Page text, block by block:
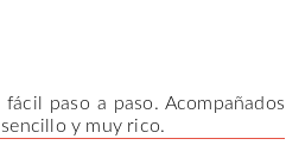
paso a paso. Acompañados
y muy rico.